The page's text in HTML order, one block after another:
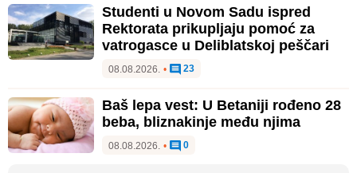
Studenti u Novom Sadu ispred
Rektorata prikupljaju pomoć za
vatrogasce u Deliblatskoj peščari
08.08.2026. • 23
Baš lepa vest: U Betaniji rođeno 28
beba, bliznakinje među njima
08.08.2026. • 0